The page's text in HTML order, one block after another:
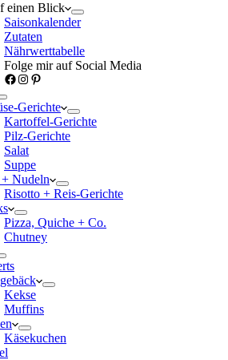
einen Blick
Saisonkalender
Zutaten
Nährwerttabelle
Folge mir auf Social Media
Facebook
Instagram
Pinterest
Gerichte
Kartoffel-Gerichte
Pilz-Gerichte
Salat
Suppe
+ Nudeln
Risotto + Reis-Gerichte
Pizza, Quiche + Co.
Chutney
Kekse
Muffins
Käsekuchen